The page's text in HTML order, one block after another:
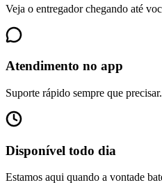
Veja o entregador chegando até
Atendimento no app
Suporte rápido sempre que precisar.
Disponível todo dia
Estamos aqui quando a vontade